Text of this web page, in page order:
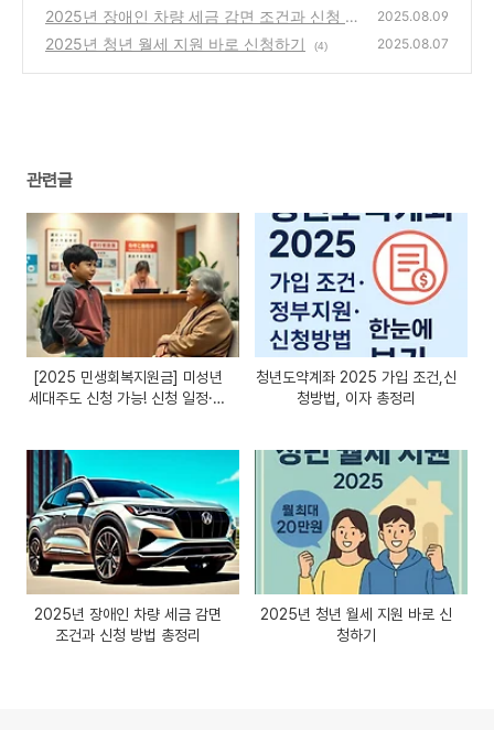
총정리
(2)
2025년 장애인 차량 세금 감면 조건과 신청 방
법 총정리
(0)
2025.08.09
2025년 청년 월세 지원 바로 신청하기 (4) 2025.08.07
관련글
[2025 민생회복지원금] 미성년
세대주도 신청 가능! 신청 일정·서
청년도약계좌 2025 가입 조건,신
청방법, 이자 총정리
2025년 장애인 차량 세금 감면
조건과 신청 방법 총정리
2025년 청년 월세 지원 바로 신
청하기